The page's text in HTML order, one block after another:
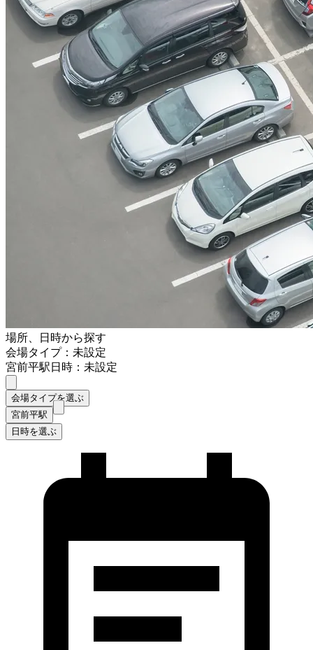
場所、日時から探す
会場タイプ：未設定
宮前平駅日時：未設定
会場タイプを選ぶ
宮前平駅
日時を選ぶ